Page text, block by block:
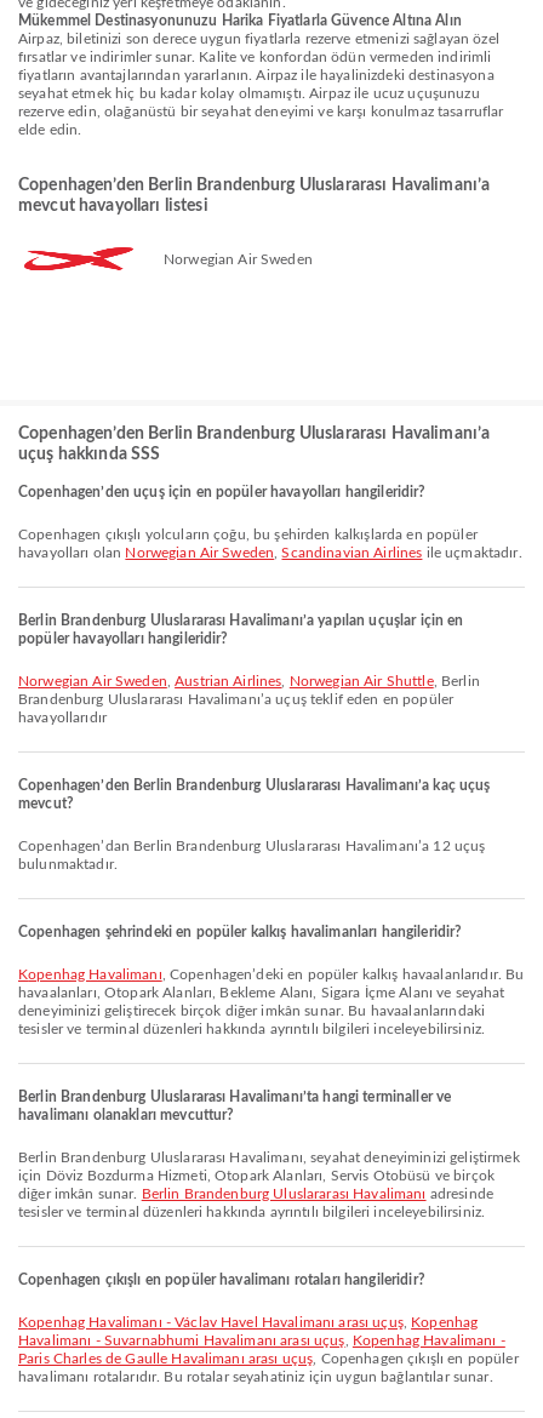
Mükemmel Destinasyonunuzu Harika Fiyatlarla Güvence Altına Alın
Airpaz, biletinizi son derece uygun fiyatlarla rezerve etmenizi sağlayan özel
fırsatlar ve indirimler sunar. Kalite ve konfordan ödün vermeden indirimli
fiyatların avantajlarından yararlanın. Airpaz ile hayalinizdeki destinasyona
seyahat etmek hiç bu kadar kolay olmamıştı. Airpaz ile ucuz uçuşunuzu
rezerve edin, olağanüstü bir seyahat deneyimi ve karşı konulmaz tasarruflar
elde edin.
Copenhagen’den Berlin Brandenburg Uluslararası Havalimanı’a
mevcut havayolları listesi
Norwegian Air Sweden
Copenhagen’den Berlin Brandenburg Uluslararası Havalimanı’a
uçuş hakkında SSS
Copenhagen’den uçuş için en popüler havayolları hangileridir?
Copenhagen çıkışlı yolcuların çoğu, bu şehirden kalkışlarda en popüler
havayolları olan Norwegian Air Sweden ,Scandinavian Airlines ile uçmaktadır.
Berlin Brandenburg Uluslararası Havalimanı’a yapılan uçuşlar için en
popüler havayolları hangileridir?
Norwegian Air Sweden ,Austrian Airlines Norwegian Air Shuttle, Berlin
Brandenburg Uluslararası Havalimanı’a uçuş teklif eden en popüler
havayollarıdır
Copenhagen’den Berlin Brandenburg Uluslararası Havalimanı’a kaç uçuş
mevcut?
Copenhagen’dan Berlin Brandenburg Uluslararası Havalimanı’a 12 uçuş
bulunmaktadır.
Copenhagen şehrindeki en popüler kalkış havalimanları hangileridir?
Kopenhag Havalimanı , Copenhagen’deki en popüler kalkış havaalanlarıdır. Bu
havaalanları, Otopark Alanları, Bekleme Alanı, Sigara İçme Alanı ve seyahat
deneyiminizi geliştirecek birçok diğer imkân sunar. Bu havaalanlarındaki
tesisler ve terminal düzenleri hakkında ayrıntılı bilgileri inceleyebilirsiniz.
Berlin Brandenburg Uluslararası Havalimanı’ta hangi terminaller ve
havalimanı olanakları mevcuttur?
Berlin Brandenburg Uluslararası Havalimanı, seyahat deneyiminizi geliştirmek
için Döviz Bozdurma Hizmeti, Otopark Alanları, Servis Otobüsü ve birçok
diğer imkân sunar. Berlin Brandenburg Uluslararası Havalimanı adresinde
tesisler ve terminal düzenleri hakkında ayrıntılı bilgileri inceleyebilirsiniz.
Copenhagen çıkışlı en popüler havalimanı rotaları hangileridir?
Kopenhag Havalimanı - Václav Havel Havalimanı arası uçuş, Kopenhag
Havalimanı - Suvarnabhumi Havalimanı arası uçuş
Kopenhag Havalimanı -
Paris Charles de Gaulle Havalimanı arası uçuş , Copenhagen çıkışlı en popüler
havalimanı rotalarıdır. Bu rotalar seyahatiniz için uygun bağlantılar sunar.